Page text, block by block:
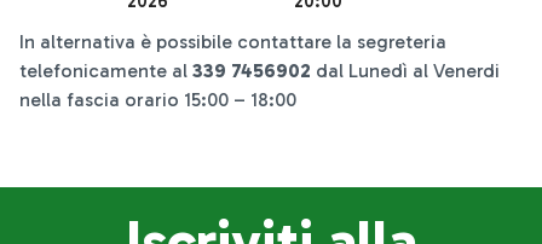
In alternativa è possibile contattare la segreteria
telefonicamente al 339 7456902 dal Lunedì al Venerdi
nella fascia orario 15:00 – 18:00